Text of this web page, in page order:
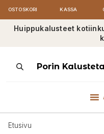
OSTOSKORI KASSA
Huippukalusteet
ProductsPorin
Etusivu